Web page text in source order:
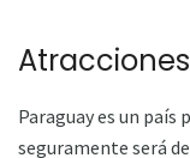
Paraguay es un país
seguramente será